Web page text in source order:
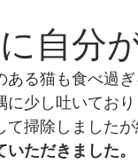
自分
る猫も食べ過
少し吐いてお
掃除しました
ただきました。